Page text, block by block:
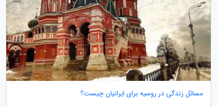
مسائل زندگی در روسیه برای ایرانیان چیست؟